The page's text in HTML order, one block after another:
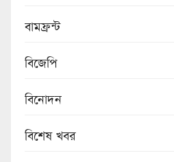
বামফ্রন্ট
বিজেপি
বিনোদন
বিশেষ খবর